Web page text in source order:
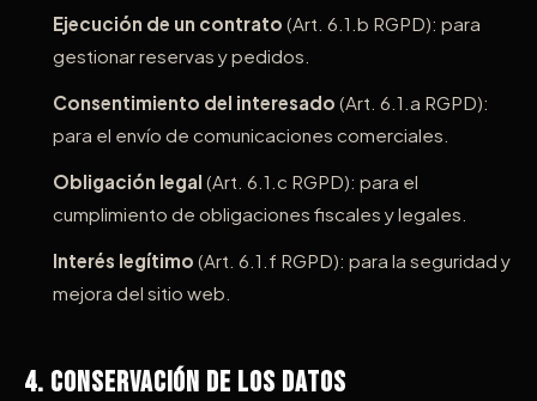
Ejecución de un contrato (Art. 6.1.b RGPD): para
gestionar reservas y pedidos.
Consentimiento del interesado (Art. 6.1.a RGPD):
para el envío de comunicaciones comerciales.
Obligación legal (Art. 6.1.c RGPD): para el
cumplimiento de obligaciones fiscales y legales.
Interés legítimo (Art. 6.1.f RGPD): para la seguridad y
mejora del sitio web.
4. Conservación de los Datos